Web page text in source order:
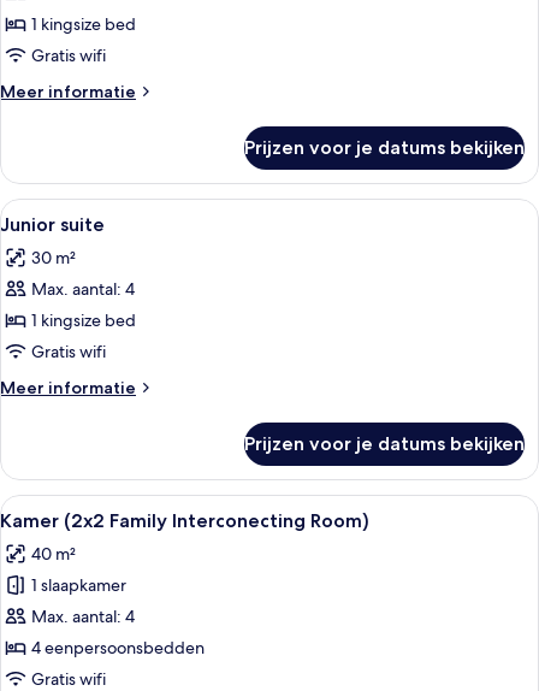
suite
laden
1 kingsize bed
Gratis wifi
Meer informatie
Meer
suite
Prijzen voor je datums bekijken
Alle
foto's
voor
Junior
suite
laden
Een hotelkamer met een groot bed,
5
Junior suite
30 m²
Max. aantal: 4
1 kingsize bed
Gratis wifi
Meer informatie
Meer
suite
Prijzen voor je datums bekijken
Alle
foto's
voor
Kamer
(2x2
Family
Interconecting
Een hotelkamer met een groot bed,
4
Kamer (2x2 Family Interconecting Room)
40 m²
1 slaapkamer
Max. aantal: 4
4 eenpersoonsbedden
Gratis wifi